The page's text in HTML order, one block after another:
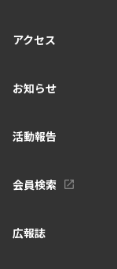
アクセス
お知らせ
活動報告
会員検索
広報誌